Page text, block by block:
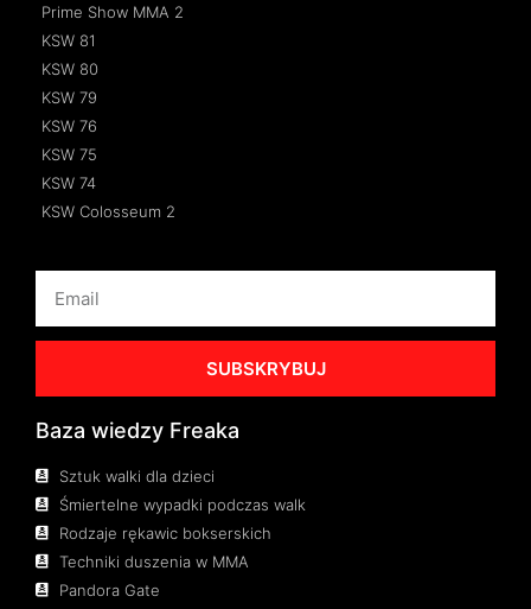
Prime Show MMA 2
KSW 81
KSW 80
KSW 79
KSW 76
KSW 75
KSW 74
KSW Colosseum 2
SUBSKRYBUJ
Baza wiedzy Freaka
Sztuk walki dla dzieci
Śmiertelne wypadki podczas walk
Rodzaje rękawic bokserskich
Techniki duszenia w MMA
Pandora Gate